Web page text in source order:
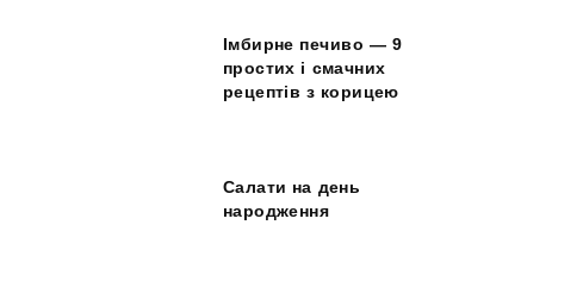
Імбирне печиво — 9
простих і смачних
рецептів з корицею
Салати на день
народження